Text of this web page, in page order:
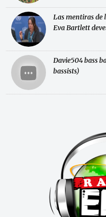
Las mentiras de
Eva Bartlett
Davie504 bass
bassists)